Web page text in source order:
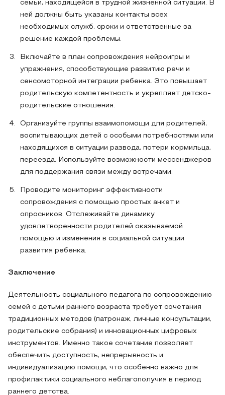
семьи, находящейся в трудной жизненной ситуации. В
ней должны быть указаны контакты всех
необходимых служб, сроки и ответственные за
решение каждой проблемы.
Включайте в план сопровождения нейроигры и
упражнения, способствующие развитию речи и
сенсомоторной интеграции ребенка. Это повышает
родительскую компетентность и укрепляет детско-
родительские отношения.
Организуйте группы взаимопомощи для родителей,
воспитывающих детей с особыми потребностями или
находящихся в ситуации развода, потери кормильца,
переезда. Используйте возможности мессенджеров
для поддержания связи между встречами.
Проводите мониторинг эффективности
сопровождения с помощью простых анкет и
опросников. Отслеживайте динамику
удовлетворенности родителей оказываемой
помощью и изменения в социальной ситуации
развития ребенка.
Заключение
Деятельность социального педагога по сопровождению
семей с детьми раннего возраста требует сочетания
традиционных методов (патронаж, личные консультации,
родительские собрания) и инновационных цифровых
инструментов. Именно такое сочетание позволяет
обеспечить доступность, непрерывность и
индивидуализацию помощи, что особенно важно для
профилактики социального неблагополучия в период
раннего детства.